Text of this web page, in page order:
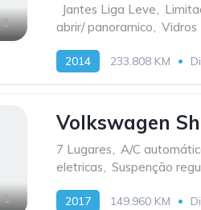
Jantes Liga Leve,
abrir/ panoramico, Vidros
2014 233.808 KM
Volkswagen
7 Lugares, A/C
eletricas, Suspenção
2017 149.960 KM